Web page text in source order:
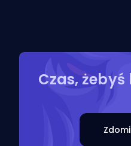
Czas, żebyś